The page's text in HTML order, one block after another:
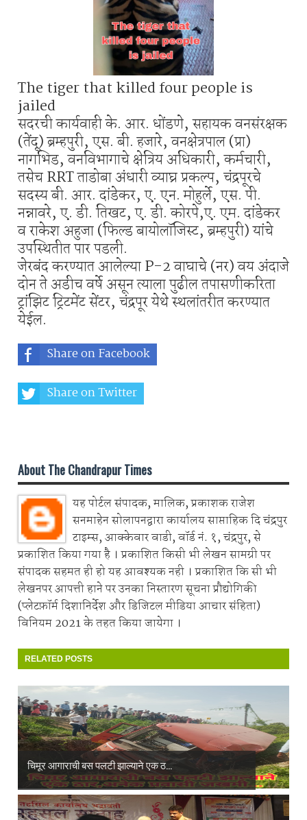
The tiger that killed four people is
jailed
सदरची कार्यवाही के. आर. धोंडणे, सहायक वनसंरक्षक
(तेंदू) ब्रम्हपुरी, एस. बी. हजारे, वनक्षेत्रपाल (प्रा)
नागभिड, वनविभागाचे क्षेत्रिय अधिकारी, कर्मचारी,
तसेच RRT ताडोबा अंधारी व्याघ्र प्रकल्प, चंद्रपूरचे
सदस्य बी. आर. दांडेकर, ए. एन. मोहुर्ले, एस. पी.
नन्नावरे, ए. डी. तिखट, ए. डी. कोरपे,ए. एम. दांडेकर
व राकेश अहुजा (फिल्ड बायोलॉजिस्ट, ब्रम्हपुरी) यांचे
उपस्थितीत पार पडली.
जेरबंद करण्यात आलेल्या P-2 वाघाचे (नर) वय अंदाजे
दोन ते अडीच वर्षे असून त्याला पुढील तपासणीकरिता
ट्रांझिट ट्रिटमेंट सेंटर, चंद्रपूर येथे स्थलांतरीत करण्यात
येईल.
Share on Facebook
Share on Twitter
About The Chandrapur Times
यह पोर्टल संपादक, मालिक, प्रकाशक राजेश
सनमाहेन सोलापनद्वारा कार्यालय साप्ताहिक दि चंद्रपुर
टाइम्स, आक्केवार वाडी, वॉर्ड नं. १, चंद्रपुर, से
प्रकाशित किया गया है । प्रकाशित किसी भी लेखन सामग्री पर
संपादक सहमत ही हो यह आवश्यक नही । प्रकाशित कि सी भी
लेखनपर आपत्ती हाने पर उनका निस्तारण सूचना प्रौद्योगिकी
(प्लेटफ़ॉर्म दिशानिर्देश और डिजिटल मीडिया आचार संहिता)
विनियम 2021 के तहत किया जायेगा ।
RELATED POSTS
चिमूर आगाराची बस पलटी झाल्याने एक ठ...